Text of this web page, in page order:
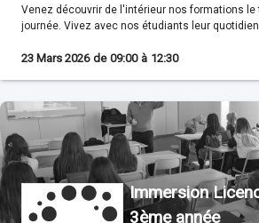
Venez découvrir de l'intérieur nos formations
journée. Vivez avec nos étudiants leur quotidien en cours pour vous
23 Mars 2026 de 09:00 à 12:30
Immersion
3ème année